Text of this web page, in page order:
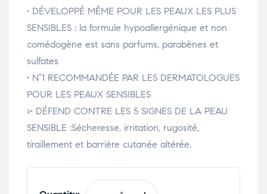
• DÉVELOPPÉ MÊME POUR LES PEAUX LES PLUS
SENSIBLES : la formule hypoallergénique et non
comédogène est sans parfums, parabènes et
sulfates
• N°1 RECOMMANDÉE PAR LES DERMATOLOGUES
POUR LES PEAUX SENSIBLES
>• DÉFEND CONTRE LES 5 SIGNES DE LA PEAU
SENSIBLE :Sécheresse, irritation, rugosité,
tiraillement et barrière cutanée altérée.